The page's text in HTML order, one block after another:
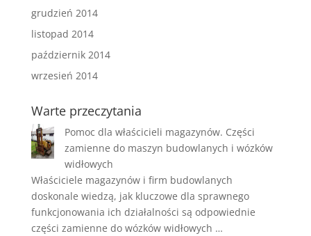
grudzień 2014
listopad 2014
październik 2014
wrzesień 2014
Warte przeczytania
Pomoc dla właścicieli magazynów. Części
zamienne do maszyn budowlanych i wózków
widłowych
Właściciele magazynów i firm budowlanych
doskonale wiedzą, jak kluczowe dla sprawnego
funkcjonowania ich działalności są odpowiednie
części zamienne do wózków widłowych …